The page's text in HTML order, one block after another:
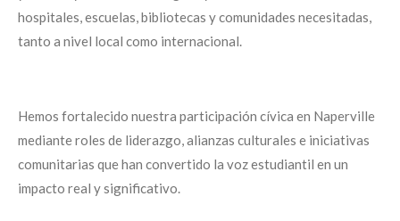
hospitales, escuelas, bibliotecas y comunidades necesitadas,
tanto a nivel local como internacional.
Hemos fortalecido nuestra participación cívica en Naperville
mediante roles de liderazgo, alianzas culturales e iniciativas
comunitarias que han convertido la voz estudiantil en un
impacto real y significativo.